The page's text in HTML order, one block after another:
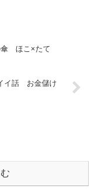
傘 ほこ×たて
イ話 お金儲け